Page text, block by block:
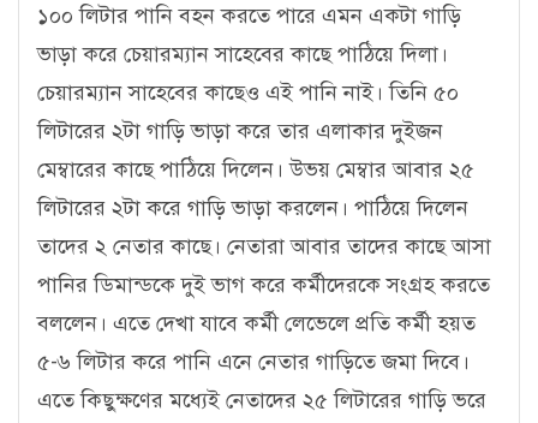
১০০ লিটার পানি বহন করতে পারে এমন একটা গাড়ি
ভাড়া করে চেয়ারম্যান সাহেবের কাছে পাঠিয়ে দিলা।
চেয়ারম্যান সাহেবের কাছেও এই পানি নাই। তিনি ৫০
লিটারের ২টা গাড়ি ভাড়া করে তার এলাকার দুইজন
মেম্বারের কাছে পাঠিয়ে দিলেন। উভয় মেম্বার আবার ২৫
লিটারের ২টা করে গাড়ি ভাড়া করলেন। পাঠিয়ে দিলেন
তাদের ২ নেতার কাছে। নেতারা আবার তাদের কাছে আসা
পানির ডিমান্ডকে দুই ভাগ করে কর্মীদেরকে সংগ্রহ করতে
বললেন। এতে দেখা যাবে কর্মী লেভেলে প্রতি কর্মী হয়ত
৫-৬ লিটার করে পানি এনে নেতার গাড়িতে জমা দিবে।
এতে কিছুক্ষণের মধ্যেই নেতাদের ২৫ লিটারের গাড়ি ভরে